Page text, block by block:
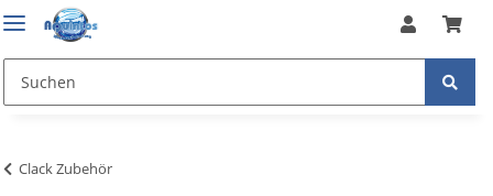
Clack Zubehör